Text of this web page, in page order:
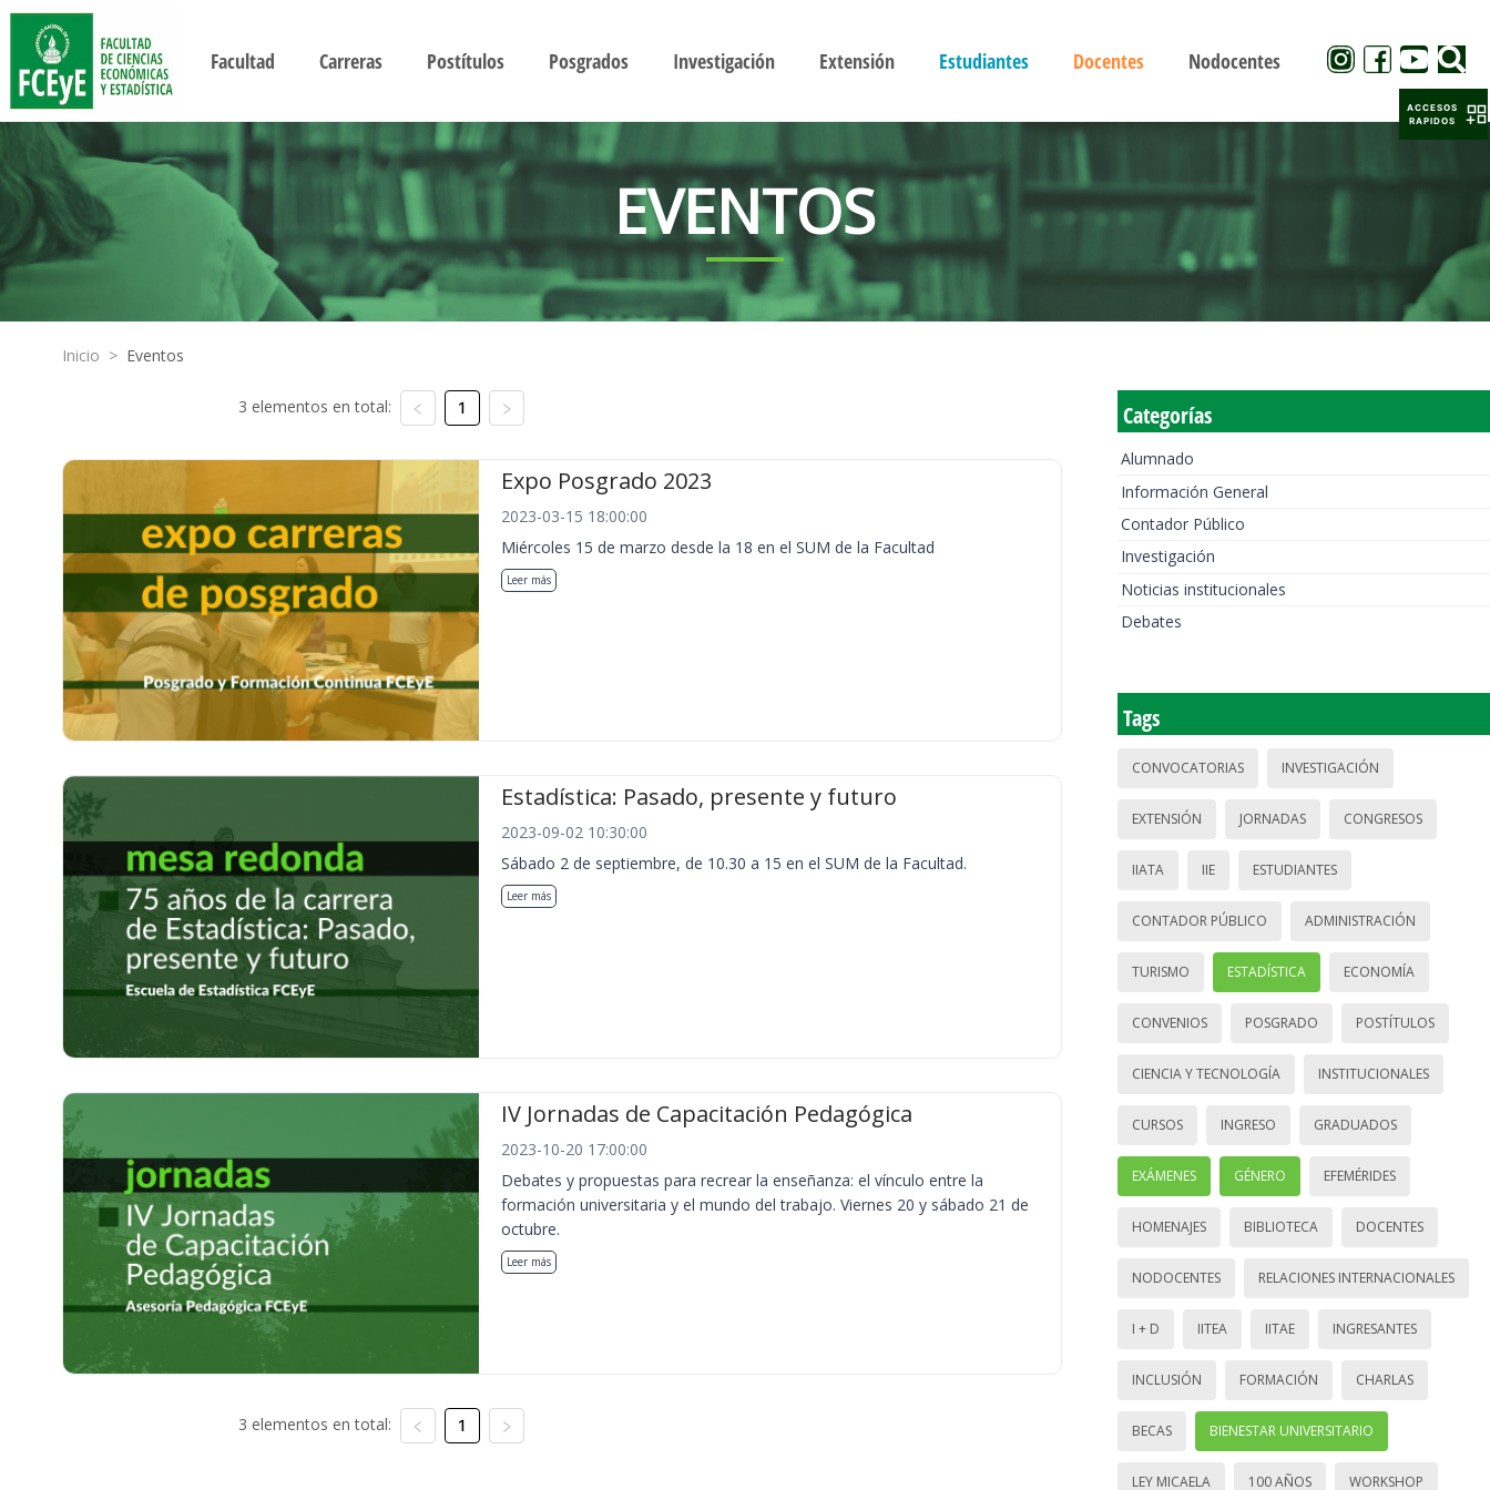
Facultad Carreras Postítulos Posgrados Investigación Extensión Estudiantes Docentes Nodocentes
EVENTOS
Inicio > Eventos
3 elementos en total: 1
Expo Posgrado 2023
2023-03-15 18:00:00
Miércoles 15 de marzo desde la 18 en el SUM de la Facultad
Leer más
Estadística: Pasado, presente y futuro
2023-09-02 10:30:00
Sábado 2 de septiembre, de 10.30 a 15 en el SUM de la Facultad.
Leer más
IV Jornadas de Capacitación Pedagógica
2023-10-20 17:00:00
Debates y propuestas para recrear la enseñanza: el vínculo entre la
formación universitaria y el mundo del trabajo. Viernes 20 y sábado 21 de
octubre.
Leer más
3 elementos en total: 1
Categorías
Alumnado
Información General
Contador Público
Investigación
Noticias institucionales
Debates
Tags
CONVOCATORIAS INVESTIGACIÓN
EXTENSIÓN JORNADAS CONGRESOS
IIATA IIE ESTUDIANTES
CONTADOR PÚBLICO ADMINISTRACIÓN
TURISMO ESTADÍSTICA ECONOMÍA
CONVENIOS POSGRADO POSTÍTULOS
CIENCIA Y TECNOLOGÍA INSTITUCIONALES
CURSOS INGRESO GRADUADOS
EXÁMENES GÉNERO EFEMÉRIDES
HOMENAJES BIBLIOTECA DOCENTES
NODOCENTES RELACIONES INTERNACIONALES
I + D IITEA IITAE INGRESANTES
INCLUSIÓN FORMACIÓN CHARLAS
BECAS BIENESTAR UNIVERSITARIO
LEY MICAELA 100 AÑOS WORKSHOP
ACCESOS
RAPIDOS